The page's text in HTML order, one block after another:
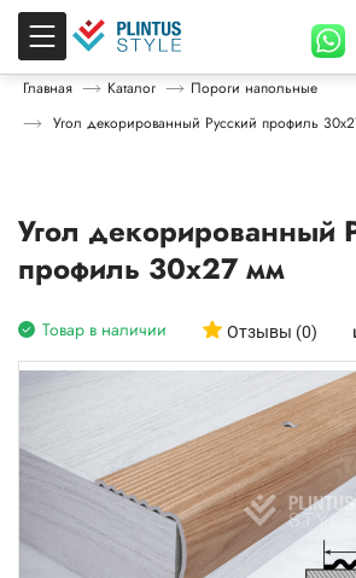
Главная Каталог
Пороги напольные
Угол декорированный Русский профиль
Угол декорированный
профиль 30х27 мм
Товар в наличии Отзывы (0)